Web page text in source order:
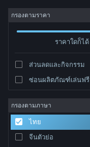
เข้าสู่ระบบ
ชุมชน
เกี่ยวกับ
ฝ่ายสนับสนุน
กรองตามราคา
ราคาใดก็ได้
ส่วนลดและกิจกรรม
ซ่อนผลิตภัณฑ์เล่นฟรี
กรองตามภาษา
ไทย
จีนตัวย่อ
ผู้พัฒนา: Ghost Gaming
จัดเรียงตาม